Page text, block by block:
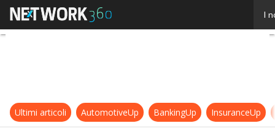
I
Silvia Pugi
Ultimi articoli AutomotiveUp BankingUp InsuranceUp